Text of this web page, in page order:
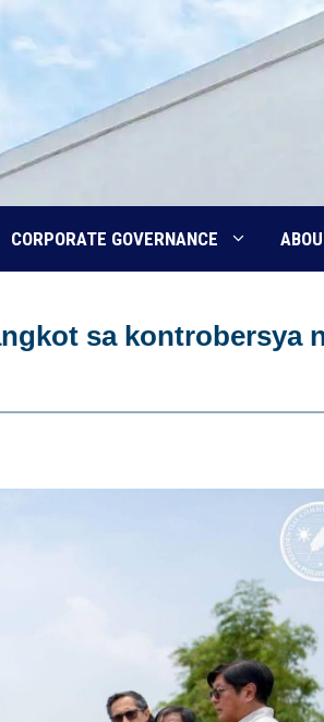
CORPORATE GOVERNANCE
sa kontrobersya